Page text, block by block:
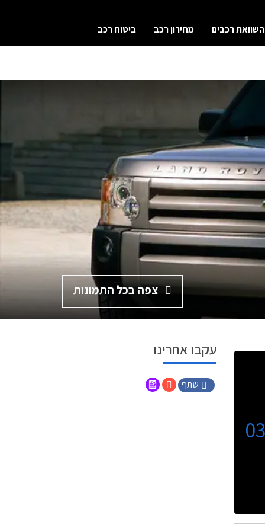
השוואת רכבים מחירון רכב ביטוח רכב
צפה בכל התמונות
עקבו אחרינו
שתף